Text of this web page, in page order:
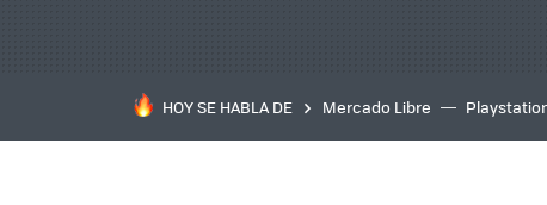
HOY SE HABLA DE Mercado Libre